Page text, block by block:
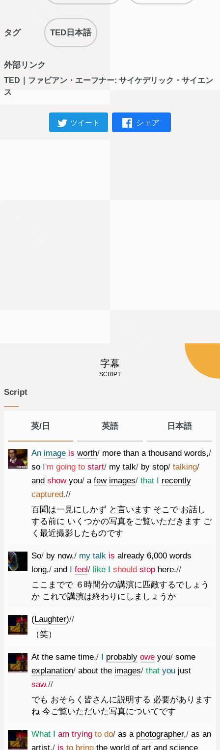
タグ TED日本語
外部リンク
TED｜ファビアン・エーフナー: サイケデリック・サイエン
ス
ツイート シェア
字幕
SCRIPT
Script
英/日 英語 日本語
An image is worth/ more than a thousand words,/
so I'm going to start/ my talk/ by stop/ talking/
and show you/ a few images/ that I recently
captured.//
百聞は一見にしかず と言います そこで お話し
する前に いくつかの写真をご覧いただきます ご
く最近撮影したものです
So/ by now,/ my talk is already 6,000 words
long,/ and I feel/ like I should stop here.//
ここまでで ６時間分の講演に匹敵するでしょう
か これで講演は終わりにしましょうか
(Laughter)//
（笑）
At the same time,/ I probably owe you/ some
explanation/ about the images/ that you just
saw.//
でも おそらく皆さんに説明する 必要があります
ね 今ご覧いただいた写真についてです
What I am trying to do/ as a photographer,/ as an
artist,/ is to bring the world of art and science